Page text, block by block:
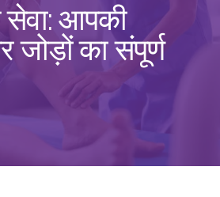
सेवा: आपकी
जोड़ों का संपूर्ण